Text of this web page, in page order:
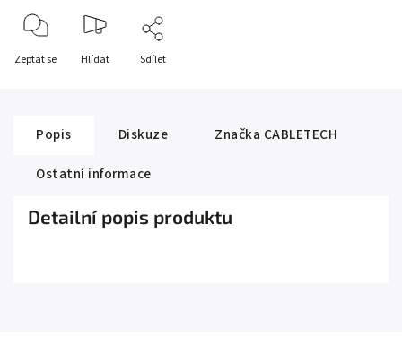
Zeptat se Hlídat Sdílet
Popis Diskuze Značka CABLETECH
Ostatní informace
Detailní popis produktu